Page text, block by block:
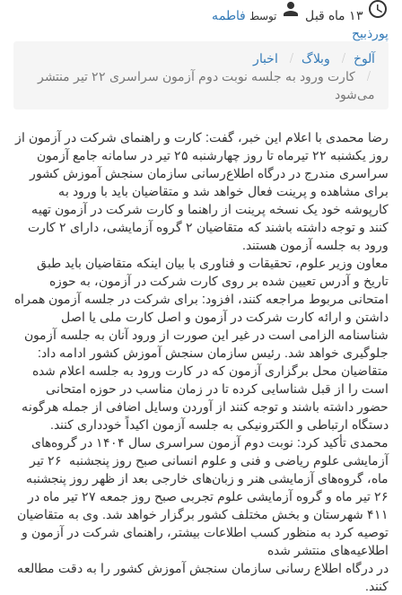
access_time ۱۳ ماه قبل person توسط فاطمه
پورذبیح
آلوخ
وبلاگ
اخبار
کارت ورود به جلسه نوبت دوم آزمون سراسری ۲۲ تیر منتشر
می‌شود
رضا محمدی با اعلام این خبر، گفت: کارت و راهنمای شرکت در آزمون از
روز یکشنبه ۲۲ تیرماه تا روز چهارشنبه ۲۵ تیر در سامانه جامع آزمون
سراسری مندرج در درگاه اطلاع‌رسانی سازمان سنجش آموزش کشور
برای مشاهده و پرینت فعال خواهد شد و متقاضیان باید با ورود به
کارپوشه خود یک نسخه پرینت از راهنما و کارت شرکت در آزمون تهیه
کنند و توجه داشته باشند که متقاضیان ۲ گروه آزمایشی، دارای ۲ کارت
ورود به جلسه آزمون هستند.
معاون وزیر علوم، تحقیقات و فناوری با بیان اینکه متقاضیان باید طبق
تاریخ و آدرس تعیین شده بر روی کارت شرکت در آزمون، به حوزه
امتحانی مربوط مراجعه کنند، افزود: برای شرکت در جلسه آزمون همراه
داشتن و ارائه کارت شرکت در آزمون و اصل کارت ملی یا اصل
شناسنامه الزامی است در غیر این صورت از ورود آنان به جلسه آزمون
جلوگیری خواهد شد. رئیس سازمان سنجش آموزش کشور ادامه داد:
متقاضیان محل برگزاری آزمون که در کارت ورود به جلسه اعلام شده
است را از قبل شناسایی کرده تا در زمان مناسب در حوزه امتحانی
حضور داشته باشند و توجه کنند از آوردن وسایل اضافی از جمله هرگونه
دستگاه ارتباطی و الکترونیکی به جلسه آزمون اکیداً خودداری کنند.
محمدی تأکید کرد: نوبت دوم آزمون سراسری سال ۱۴۰۴ در گروه‌های
آزمایشی علوم ریاضی و فنی و علوم انسانی صبح روز پنجشنبه ۲۶ تیر
ماه، گروه‌های آزمایشی هنر و زبان‌های خارجی بعد از ظهر روز پنجشنبه
۲۶ تیر ماه و گروه آزمایشی علوم تجربی صبح روز جمعه ۲۷ تیر ماه در
۴۱۱ شهرستان و بخش مختلف کشور برگزار خواهد شد. وی به متقاضیان
توصیه کرد به منظور کسب اطلاعات بیشتر، راهنمای شرکت در آزمون و
اطلاعیه‌های منتشر شده
در درگاه اطلاع رسانی سازمان سنجش آموزش کشور را به دقت مطالعه
کنند.